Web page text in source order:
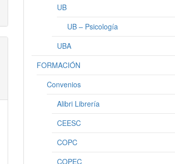
UB
UB – Psicología
UBA
FORMACIÓN
Convenios
Alibri Librería
CEESC
COPC
COPEC